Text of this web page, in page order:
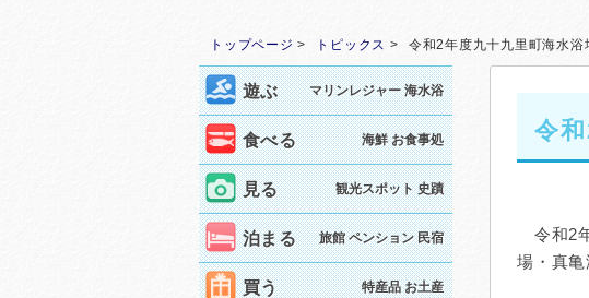
トップページ トピックス 令和2年度九十九里町海水浴
令
令和2
場・真
遊ぶ マリンレジャー 海水浴
食べる 海鮮 お食事処
見る 観光スポット 史蹟
泊まる 旅館 ペンション 民宿
買う 特産品 お土産